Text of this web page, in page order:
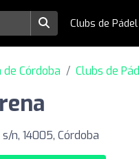
Clubs de
Córdoba Clubs de
n, 14005, Córdoba